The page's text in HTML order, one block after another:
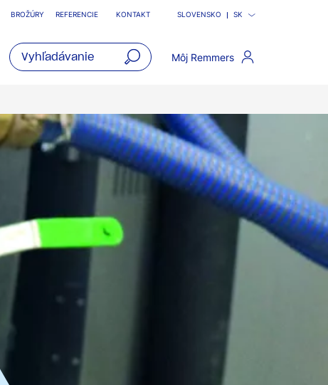
BROŽÚRY REFERENCIE KONTAKT SLOVENSKO SK
Môj Remmers